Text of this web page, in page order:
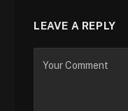
LEAVE A REPLY